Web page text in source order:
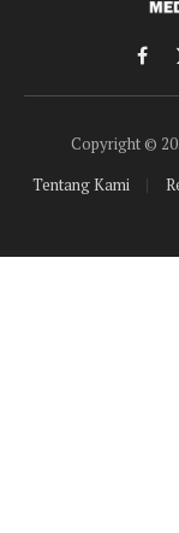
Copyright ©
Tentang Kami